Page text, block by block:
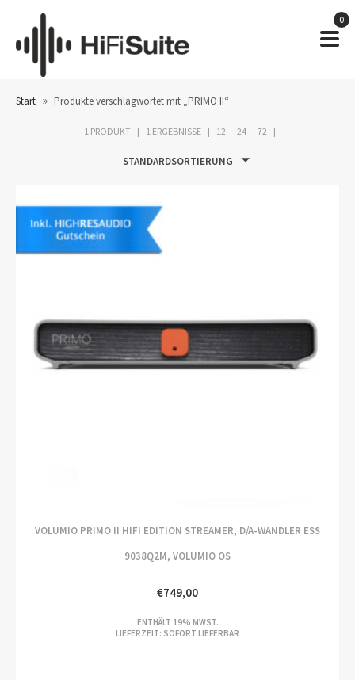
0
Start » Produkte verschlagwortet mit „PRIMO II“
1 PRODUKT 1 ERGEBNISSE 12 24 72
STANDARDSORTIERUNG
VOLUMIO PRIMO II HIFI EDITION STREAMER, D/A-WANDLER ESS
9038Q2M, VOLUMIO OS
€749,00
ENTHÄLT 19% MWST.
LIEFERZEIT: SOFORT LIEFERBAR